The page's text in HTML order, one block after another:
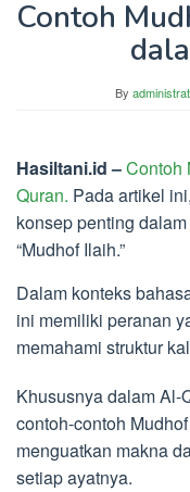
Contoh
By
Hasiltani.id –Contoh
Quran. Pada artikel
konsep penting
“Mudhof Ilaih.”
Dalam konteks
ini memiliki peranan
memahami struktur
Khususnya dalam Al-
contoh-contoh
menguatkan makna
setiap ayatnya.